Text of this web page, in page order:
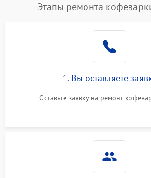
Этапы ремонта
1. Вы оставляете
Оставьте заявку на ремонт